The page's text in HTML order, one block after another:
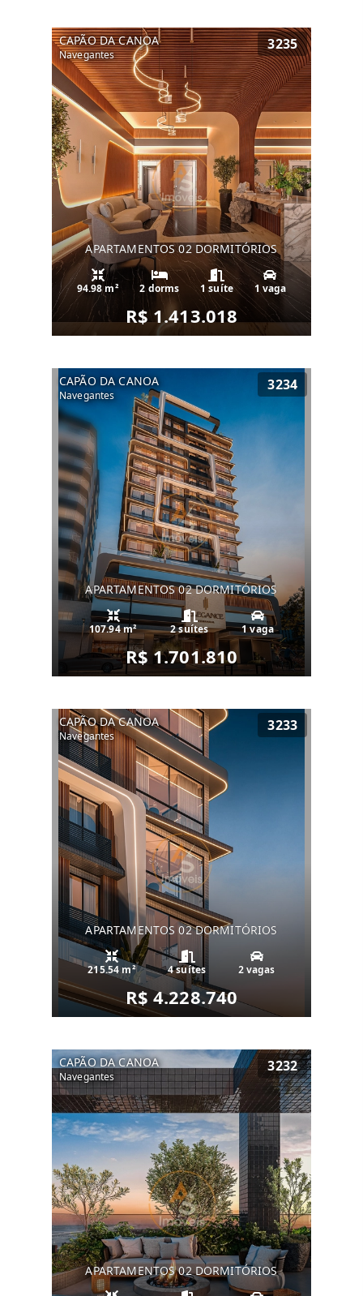
CAPÃO DA CANOA
Navegantes
3235
APARTAMENTOS 02 DORMITÓRIOS
94.98 m² 2 dorms 1 suíte 1 vaga
R$ 1.413.018
CAPÃO DA CANOA
Navegantes
3234
APARTAMENTOS 02 DORMITÓRIOS
107.94 m² 2 suítes 1 vaga
R$ 1.701.810
CAPÃO DA CANOA
Navegantes
3233
APARTAMENTOS 02 DORMITÓRIOS
215.54 m² 4 suítes 2 vagas
R$ 4.228.740
CAPÃO DA CANOA
Navegantes
3232
APARTAMENTOS 02 DORMITÓRIOS